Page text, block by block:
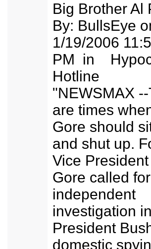
Big Brother Al
By: BullsEye
1/19/2006
PM in
Hotline
"NEWSMAX
are times
Gore should
and shut up.
Vice President
Gore called
independent
investigation
President
domestic